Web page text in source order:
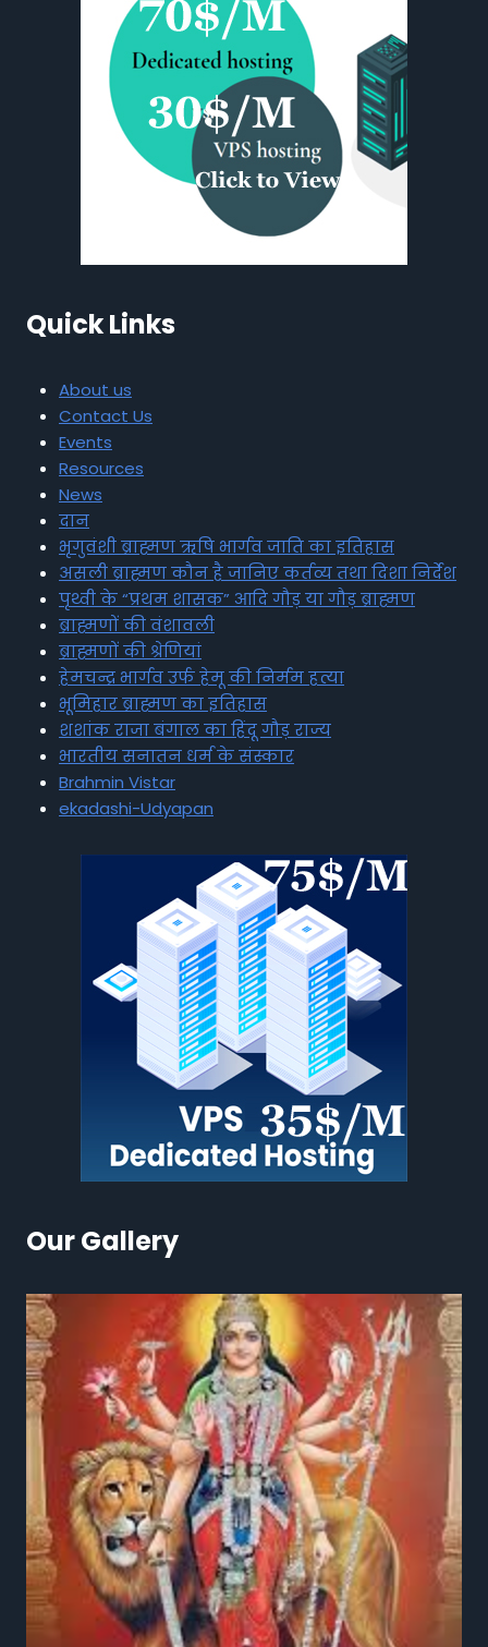
Quick Links
About us
Contact Us
Events
Resources
News
दान
भृगुवंशी ब्राह्मण ऋषि भार्गव जाति का इतिहास
असली ब्राह्मण कौन है जानिए कर्तव्य तथा दिशा निर्देश
पृथ्वी के “प्रथम शासक” आदि गौड़ या गौड़ ब्राह्मण
ब्राह्मणों की वंशावली
ब्राह्मणों की श्रेणियां
हेमचन्द्र भार्गव उर्फ हेमू की निर्मम हत्या
भूमिहार ब्राह्मण का इतिहास
शशांक राजा बंगाल का हिंदू गौड़ राज्य
भारतीय सनातन धर्म के संस्कार
Brahmin Vistar
ekadashi-Udyapan
Our Gallery